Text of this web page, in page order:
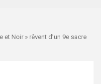
et Noir » rêvent d’un 9e sacre